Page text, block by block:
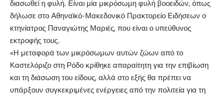
διασωθεί η φυλή. Είναι μία μικρόσωμη φυλή βοοειδών, όπως
δήλωσε στο Αθηναϊκό-Μακεδονικό Πρακτορείο Ειδήσεων ο
κτηνίατρος Παναγιώτης Μαριές, που είναι ο υπεύθυνος
εκτροφής τους.
«Η μεταφορά των μικρόσωμων αυτών ζώων από το
Καστελόριζο στη Ρόδο κρίθηκε απαραίτητη για την επιβίωση
και τη διάσωση του είδους, αλλά στο εξής θα πρέπει να
υπάρξουν συγκεκριμένες ενέργειες από την πολιτεία για τη